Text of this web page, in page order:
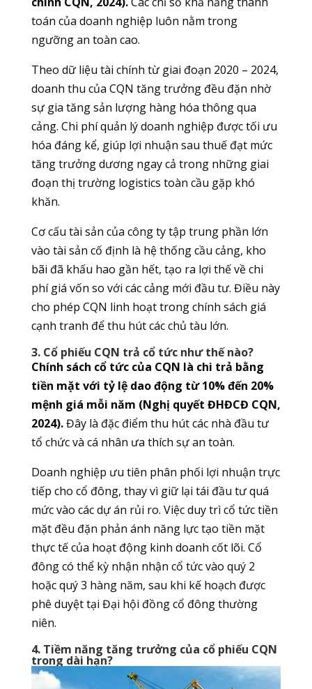
toán của doanh nghiệp luôn nằm trong
ngưỡng an toàn cao.
Theo dữ liệu tài chính từ giai đoạn 2020 – 2024,
doanh thu của CQN tăng trưởng đều đặn nhờ
sự gia tăng sản lượng hàng hóa thông qua
cảng. Chi phí quản lý doanh nghiệp được tối ưu
hóa đáng kể, giúp lợi nhuận sau thuế đạt mức
tăng trưởng dương ngay cả trong những giai
đoạn thị trường logistics toàn cầu gặp khó
khăn.
Cơ cấu tài sản của công ty tập trung phần lớn
vào tài sản cố định là hệ thống cầu cảng, kho
bãi đã khấu hao gần hết, tạo ra lợi thế về chi
phí giá vốn so với các cảng mới đầu tư. Điều này
cho phép CQN linh hoạt trong chính sách giá
cạnh tranh để thu hút các chủ tàu lớn.
3. Cổ phiếu CQN trả cổ tức như thế nào?
Chính sách cổ tức của CQN là chi trả bằng
tiền mặt với tỷ lệ dao động từ 10% đến 20%
mệnh giá mỗi năm (Nghị quyết ĐHĐCĐ CQN,
2024).Đây là đặc điểm thu hút các nhà đầu tư
tổ chức và cá nhân ưa thích sự an toàn.
Doanh nghiệp ưu tiên phân phối lợi nhuận trực
tiếp cho cổ đông, thay vì giữ lại tái đầu tư quá
mức vào các dự án rủi ro. Việc duy trì cổ tức tiền
mặt đều đặn phản ánh năng lực tạo tiền mặt
thực tế của hoạt động kinh doanh cốt lõi. Cổ
đông có thể kỳ nhận nhận cổ tức vào quý 2
hoặc quý 3 hàng năm, sau khi kế hoạch được
phê duyệt tại Đại hội đồng cổ đông thường
niên.
4. Tiềm năng tăng trưởng của cổ phiếu CQN
trong dài hạn?